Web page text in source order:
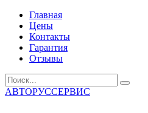
Главная
Цены
Контакты
Гарантия
Отзывы
АВТОРУССЕРВИС